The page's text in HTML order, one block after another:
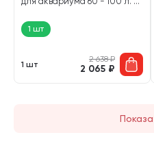
1 шт
1 шт
2 638₽
2 065 ₽